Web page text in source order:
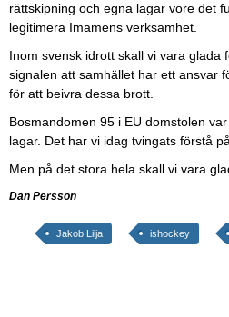
rättskipning och egna lagar vore det
legitimera Imamens verksamhet.
Inom svensk idrott skall vi vara
signalen att samhället har ett ansvar
för att beivra dessa brott.
Bosmandomen 95 i EU domstolen
lagar. Det har vi idag tvingats förstå
Men på det stora hela skall vi vara
Dan Persson
Jakob Lilja ishockey